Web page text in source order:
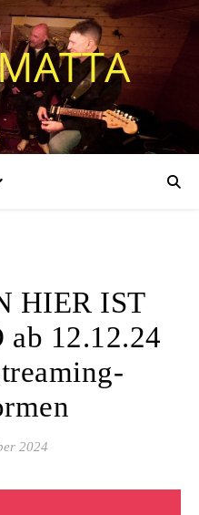
HIER IST
12.12.24
2024